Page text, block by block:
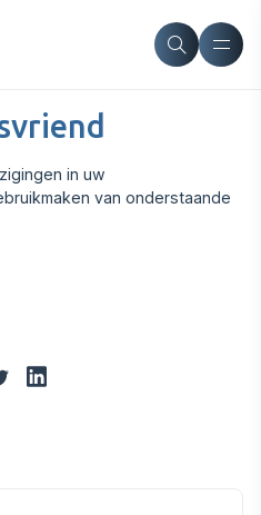
in uw
van onderstaande